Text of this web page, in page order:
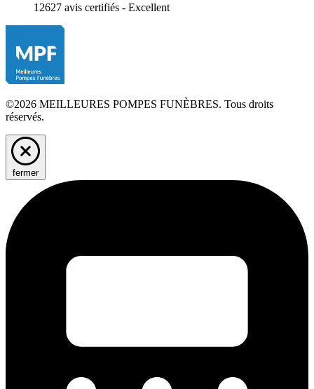
12627 avis certifiés - Excellent
©2026 MEILLEURES POMPES FUNÈBRES. Tous droits
réservés.
fermer